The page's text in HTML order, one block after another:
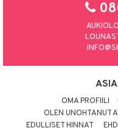
OMA PROFIILI
OLEN UNOHTANUT
EDULLISET HINNAT